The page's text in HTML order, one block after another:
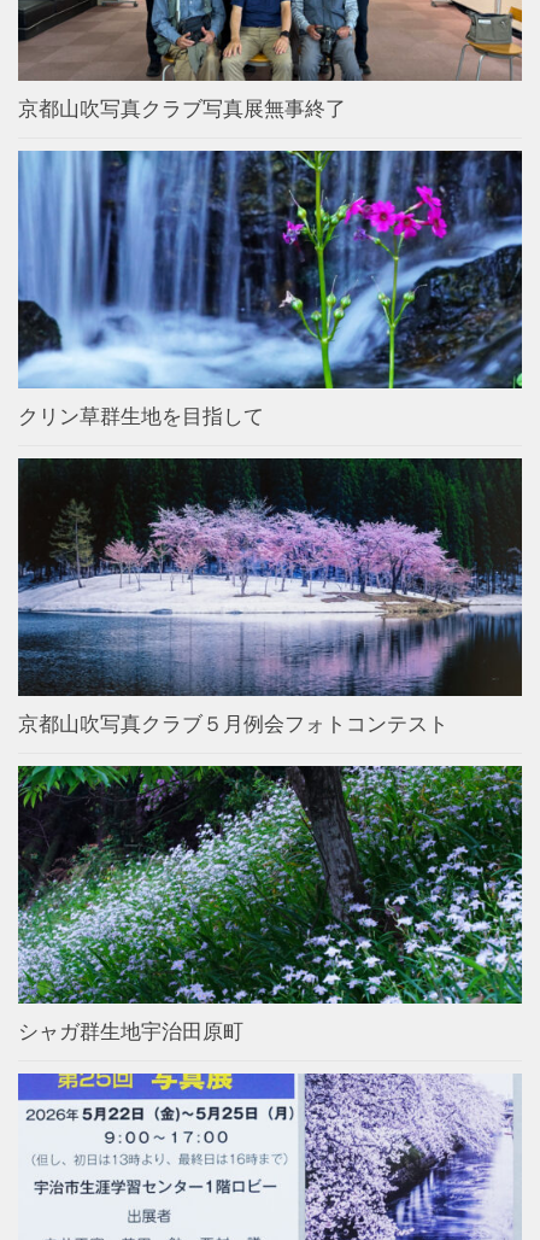
京都山吹写真クラブ写真展無事終了
クリン草群生地を目指して
京都山吹写真クラブ５月例会フォトコンテスト
シャガ群生地宇治田原町